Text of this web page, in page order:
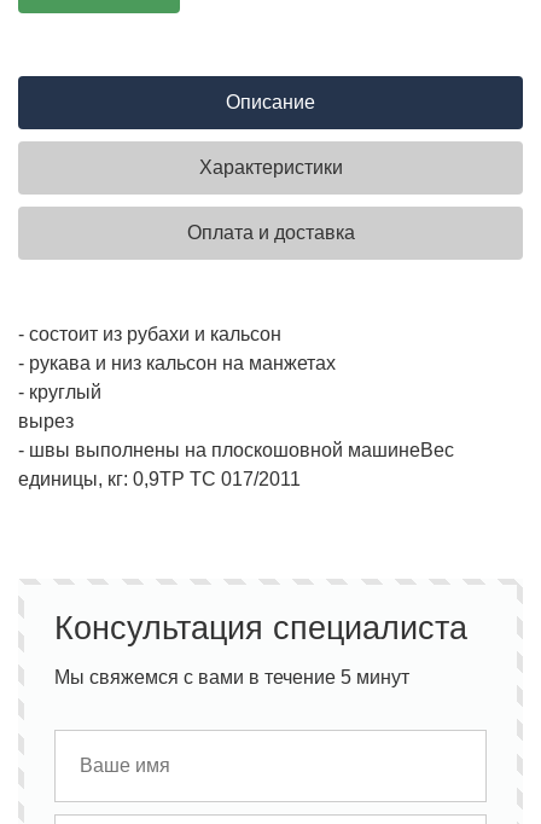
Описание
Характеристики
Оплата и доставка
- состоит из рубахи и кальсон
- рукава и низ кальсон на манжетах
- круглый
вырез
- швы выполнены на плоскошовной машинеВес
единицы, кг: 0,9ТР ТС 017/2011
Консультация специалиста
Мы свяжемся с вами в течение 5 минут